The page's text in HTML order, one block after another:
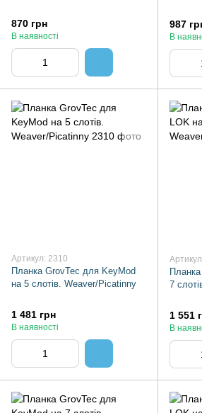
870 грн
В наявності
987
В
Артикул: 2310
Планка GrovTec для KeyMod
на 5 слотів. Weaver/Picatinny
1 481 грн
В наявності
7
1 551
В